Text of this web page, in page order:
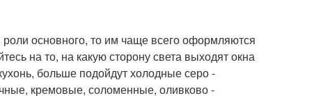
основного, то им чаще всего оформляются
на то, на какую сторону света выходят окна
больше подойдут холодные серо -
кремовые, соломенные, оливково -